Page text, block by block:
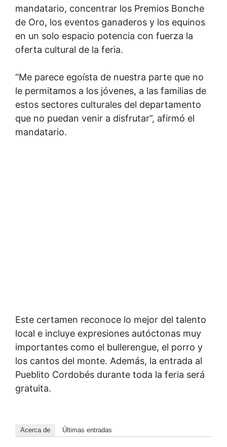
mandatario, concentrar los Premios Bonche
de Oro, los eventos ganaderos y los equinos
en un solo espacio potencia con fuerza la
oferta cultural de la feria.
“Me parece egoísta de nuestra parte que no
le permitamos a los jóvenes, a las familias de
estos sectores culturales del departamento
que no puedan venir a disfrutar”, afirmó el
mandatario.
Este certamen reconoce lo mejor del talento
local e incluye expresiones autóctonas muy
importantes como el bullerengue, el porro y
los cantos del monte. Además, la entrada al
Pueblito Cordobés durante toda la feria será
gratuita.
Acerca de Últimas entradas